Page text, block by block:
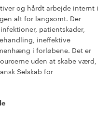
og hårdt arbejde internt i
alt for langsomt. Der
patientskader,
ineffektive
i forløbene. Det er
uden at skabe værd,
Selskab for